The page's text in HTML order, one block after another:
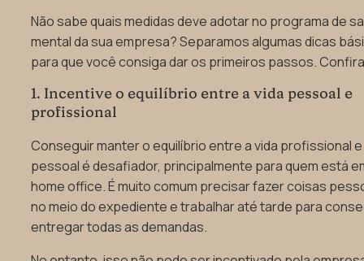
Não sabe quais medidas deve adotar no programa de
mental da sua empresa? Separamos algumas dicas
para que você consiga dar os primeiros passos.
1. Incentive o equilíbrio entre a vida pessoal e
profissional
Conseguir manter o equilíbrio entre a vida profissional
pessoal é desafiador, principalmente para quem está
home office. É muito comum precisar fazer coisas
no meio do expediente e trabalhar até tarde para
entregar todas as demandas.